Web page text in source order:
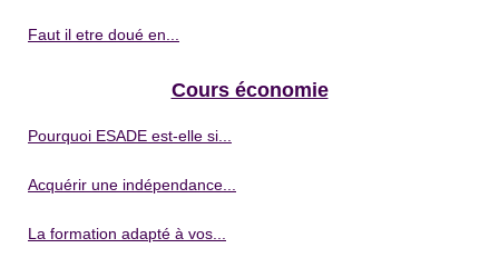
Faut il etre doué en...
Cours économie
Pourquoi ESADE est-elle si...
Acquérir une indépendance...
La formation adapté à vos...